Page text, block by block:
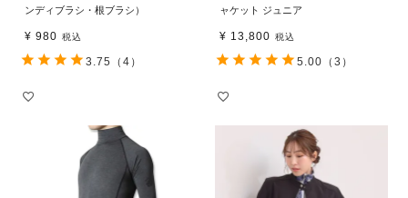
ンディブラシ・根ブラシ）
¥ 980 税込
3.75 （4）
ャケット ジュニア
¥ 13,800 税込
5.00 （3）